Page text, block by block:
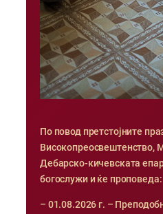
По повод претстојните
Високопреосвештенство,
Дебарско-кичевската
богослужи и ќе проповеда:
– 01.08.2026 г. –